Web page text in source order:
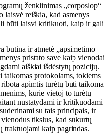
ženklinimas „corposlop“
laisvė reiškia, kad asmenys
būti laisvi kritikuoti, kaip ir gali
būtina ir atmetė „apsimetimo
pristato save kaip vienodai
aiškiai išdėstytų pozicijų.
taikomas protokolams, tokiems
apimtis turėtų būti taikoma
kurie vietoj to turėtų
nustatydami ir kritikuodami
su tais principais, ir
tikslus, kad sukurtų
traktuojami kaip pagrindas.